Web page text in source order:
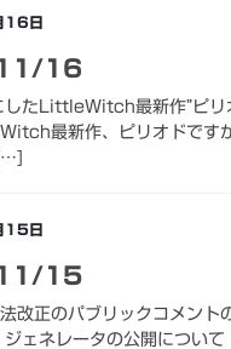
16日
16
したLittleWitch最新作”ピリ
最新作、ピリオドです
15日
15
改正のパブリックコメン
ジェネレータの公開につい